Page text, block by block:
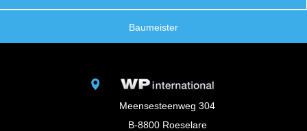
Baumeister
Meensesteenweg 304
B-8800 Roeselare